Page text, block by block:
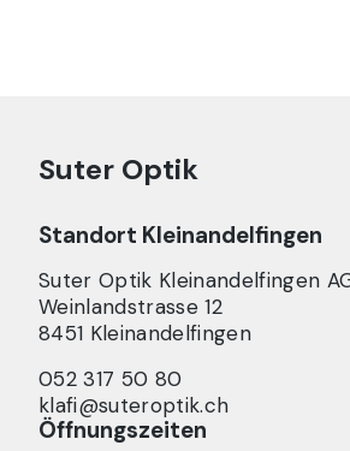
Suter Optik
Standort Kleinandelfingen
Suter Optik Kleinandelfingen
Weinlandstrasse 12
8451 Kleinandelfingen
052 317 50 80
klafi@suteroptik.ch
Öffnungszeiten